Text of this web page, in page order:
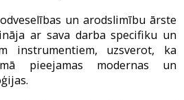
un arodslimību ārste
ar sava darba specifiku un
instrumentiem, uzsverot, ka
pieejamas modernas un